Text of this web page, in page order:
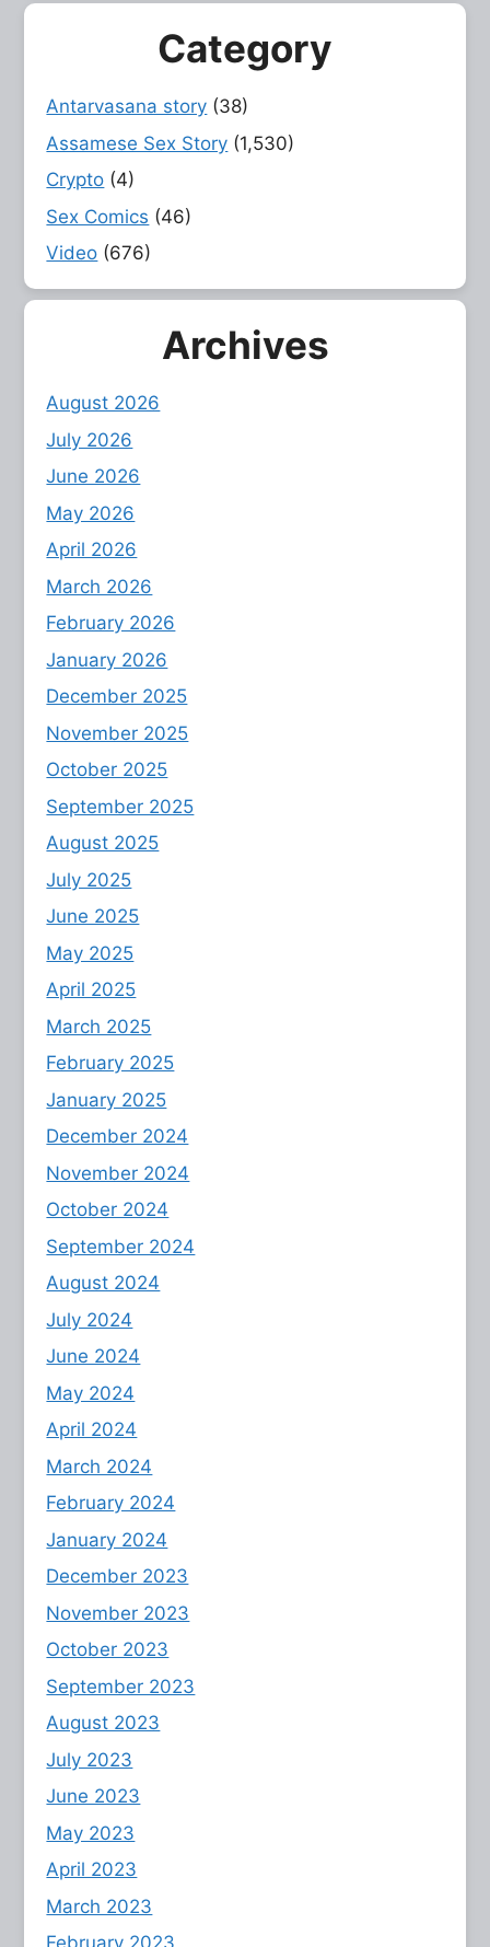
Category
Antarvasana story (38)
Assamese Sex Story (1,530)
Crypto (4)
Sex Comics (46)
Video (676)
Archives
August 2026
July 2026
June 2026
May 2026
April 2026
March 2026
February 2026
January 2026
December 2025
November 2025
October 2025
September 2025
August 2025
July 2025
June 2025
May 2025
April 2025
March 2025
February 2025
January 2025
December 2024
November 2024
October 2024
September 2024
August 2024
July 2024
June 2024
May 2024
April 2024
March 2024
February 2024
January 2024
December 2023
November 2023
October 2023
September 2023
August 2023
July 2023
June 2023
May 2023
April 2023
March 2023